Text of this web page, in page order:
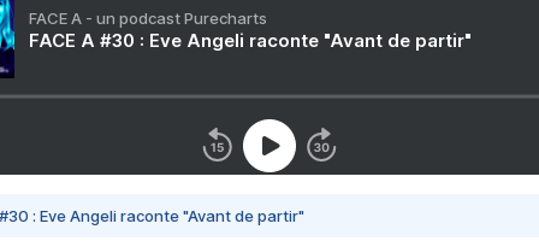
FACE A - un podcast Purecharts
FACE A #30 : Eve Angeli raconte "Avant de partir"
#30 : Eve Angeli raconte "Avant de partir"